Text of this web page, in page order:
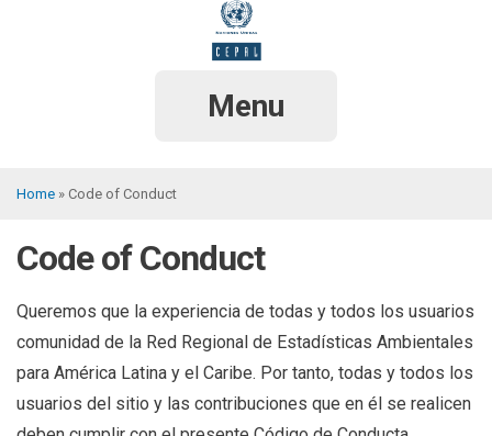
Menu
Home Code of Conduct
Code of Conduct
Queremos que la experiencia de todas y todos los usuarios
comunidad de la Red Regional de Estadísticas Ambientales
para América Latina y el Caribe. Por tanto, todas y todos los
usuarios del sitio y las contribuciones que en él se realicen